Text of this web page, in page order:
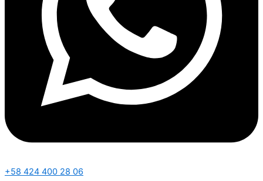
+58 424 400 28 06